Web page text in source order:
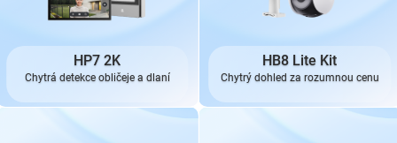
HP7 2K
Chytrá detekce obličeje a dlaní
HB8 Lite Kit
Chytrý dohled za rozumnou cenu